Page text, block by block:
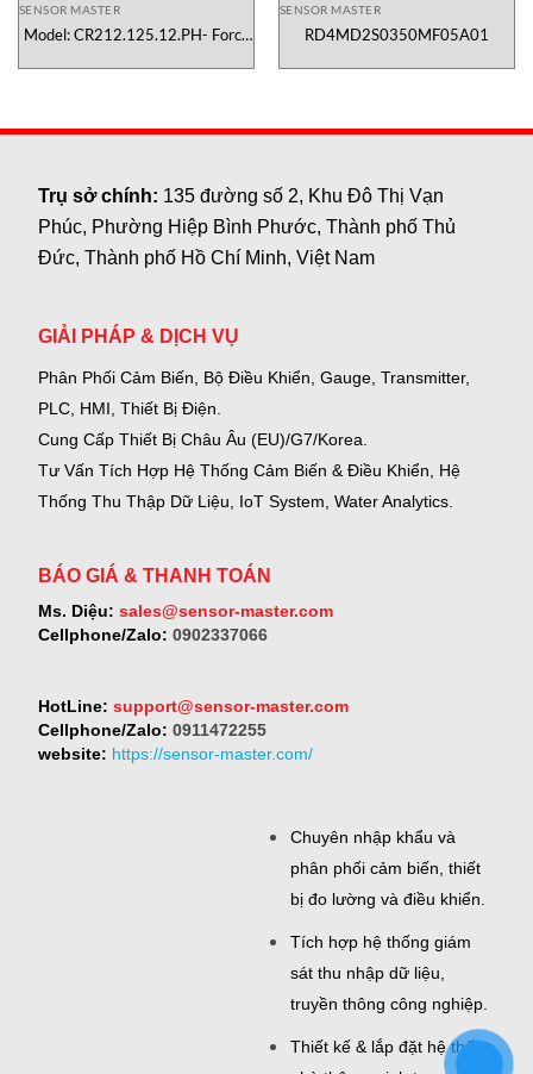
SENSOR MASTER
Model: CR212.125.12.PH- Force
SENSOR MASTER
RD4MD2S0350MF05A01
Trụ sở chính: 135 đường số 2, Khu Đô Thị Vạn
Phúc, Phường Hiệp Bình Phước, Thành phố Thủ
Đức, Thành phố Hồ Chí Minh, Việt Nam
GIẢI PHÁP & DỊCH VỤ
Phân Phối Cảm Biến, Bộ Điều Khiển, Gauge, Transmitter,
PLC, HMI, Thiết Bị Điện.
Cung Cấp Thiết Bị Châu Âu (EU)/G7/Korea.
Tư Vấn Tích Hợp Hệ Thống Cảm Biến & Điều Khiển, Hệ
Thống Thu Thập Dữ Liệu, IoT System, Water Analytics.
BÁO GIÁ & THANH TOÁN
Ms. Diệu: sales@sensor-master.com
Cellphone/Zalo: 0902337066
HotLine: support@sensor-master.com
Cellphone/Zalo: 0911472255
website: https://sensor-master.com/
Chuyên nhập khẩu và
phân phối cảm biến, thiết
bị đo lường và điều khiển.
Tích hợp hệ thống giám
sát thu nhập dữ liệu,
truyền thông công nghiệp.
Thiết kế & lắp đặt hệ thống